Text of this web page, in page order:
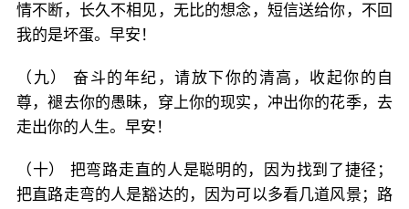
情不断，长久不相见，无比的想念，短信送给你，不回
我的是坏蛋。早安！
（九） 奋斗的年纪，请放下你的清高，收起你的自
尊，褪去你的愚昧，穿上你的现实，冲出你的花季，去
走出你的人生。早安！
（十） 把弯路走直的人是聪明的，因为找到了捷径；
把直路走弯的人是豁达的，因为可以多看几道风景；路